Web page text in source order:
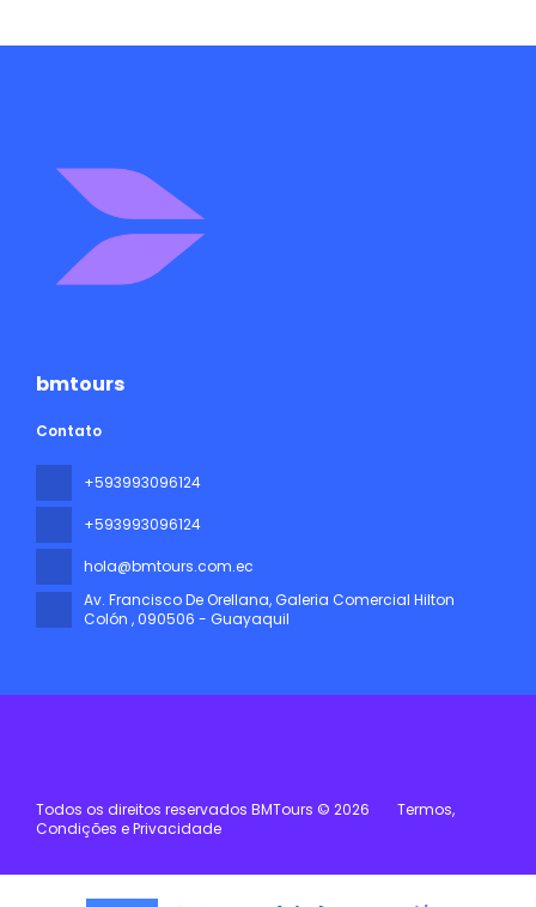
bmtours
Contato
+593993096124
+593993096124
hola@bmtours.com.ec
Av. Francisco De Orellana, Galeria Comercial Hilton
Colón , 090506 - Guayaquil
Todos os direitos reservados BMTours © 2026
Termos,
Condições e Privacidade